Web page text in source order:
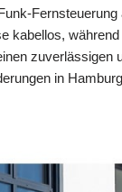
kabellos,
zuverlässigen
in